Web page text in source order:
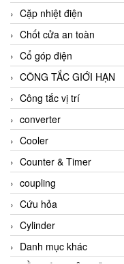
Cặp nhiệt điện
Chốt cửa an toàn
Cổ góp điện
CÔNG TẮC GIỚI HẠN
Công tắc vị trí
converter
Cooler
Counter & Timer
coupling
Cứu hỏa
Cylinder
Danh mục khác